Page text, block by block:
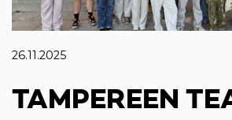
26.11.2025
TAMPEREEN